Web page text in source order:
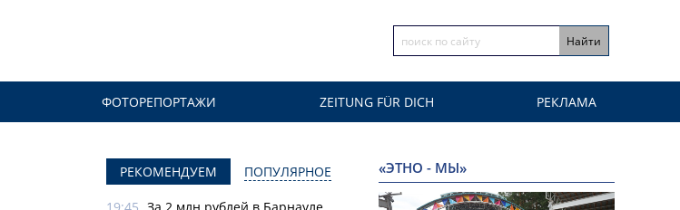
ФОТОРЕПОРТАЖИ ZEITUNG FÜR DICH РЕКЛАМА
РЕКОМЕНДУЕМ ПОПУЛЯРНОЕ «ЭТНО - МЫ»